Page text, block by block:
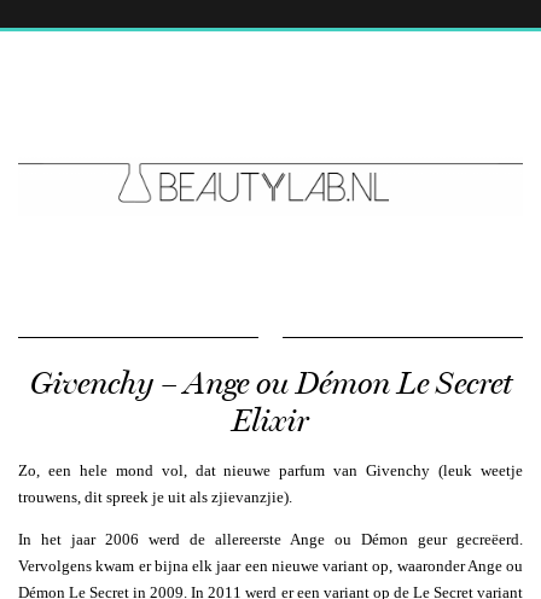
Givenchy – Ange ou Démon Le Secret
Elixir
Zo, een hele mond vol, dat nieuwe parfum van Givenchy (leuk weetje
trouwens, dit spreek je uit als zjievanzjie).
In het jaar 2006 werd de allereerste Ange ou Démon geur gecreëerd.
Vervolgens kwam er bijna elk jaar een nieuwe variant op, waaronder Ange ou
Démon Le Secret in 2009. In 2011 werd er een variant op de Le Secret variant